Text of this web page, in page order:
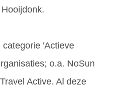
'Actieve
o.a. NoSun
Active. Al deze